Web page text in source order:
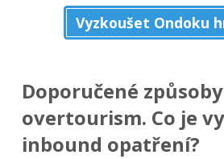
Vyzkoušet Ondoku
Doporučené
overtourism. Co je
inbound opatření?